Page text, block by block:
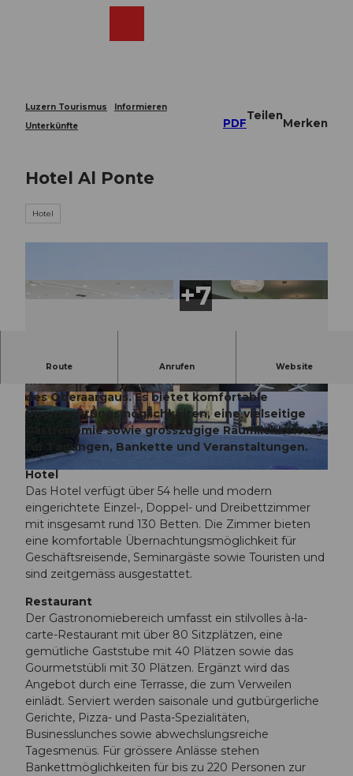
Luzern Tourismus
Informieren
Unterkünfte
PDF
Teilen
Merken
Hotel Al Ponte
Hotel
© Erlebnismacher AG
© Erlebnismacher AG © Erlebnismacher AG, Sarto Photography
Route Anrufen Website
Das Hotel Al Ponte in Wangen an der Aare ist ein
moderner Hotel- und Seminarbetrieb im Herzen
des Oberaargaus. Es bietet komfortable
Übernachtungsmöglichkeiten, eine vielseitige
Gastronomie sowie grosszügige Räumlichkeiten
für Tagungen, Bankette und Veranstaltungen.
Hotel
Das Hotel verfügt über 54 helle und modern
eingerichtete Einzel-, Doppel- und Dreibettzimmer
mit insgesamt rund 130 Betten. Die Zimmer bieten
eine komfortable Übernachtungsmöglichkeit für
Geschäftsreisende, Seminargäste sowie Touristen und
sind zeitgemäss ausgestattet.
Restaurant
Der Gastronomiebereich umfasst ein stilvolles à-la-
carte-Restaurant mit über 80 Sitzplätzen, eine
gemütliche Gaststube mit 40 Plätzen sowie das
Gourmetstübli mit 30 Plätzen. Ergänzt wird das
Angebot durch eine Terrasse, die zum Verweilen
einlädt. Serviert werden saisonale und gutbürgerliche
Gerichte, Pizza- und Pasta-Spezialitäten,
Businesslunches sowie abwechslungsreiche
Tagesmenüs. Für grössere Anlässe stehen
Bankettmöglichkeiten für bis zu 220 Personen zur